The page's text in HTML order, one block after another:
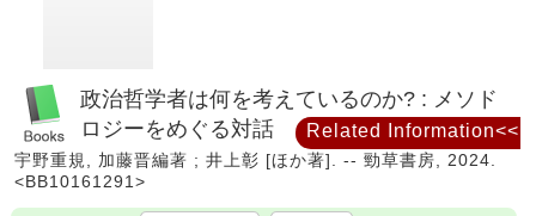
政治哲学者は何を考えているのか? : メソド
ロジーをめぐる対話
宇野重規, 加藤晋編著 ; 井上彰 [ほか著]. -- 勁草書房, 2024.
<BB10161291>
Related Information<<